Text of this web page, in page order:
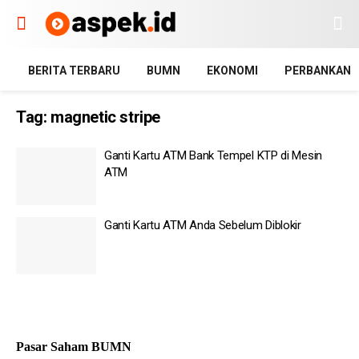
BERITA TERBARU BUMN EKONOMI PERBANKAN
Tag: magnetic stripe
Ganti Kartu ATM Bank Tempel KTP di Mesin
ATM
Ganti Kartu ATM Anda Sebelum Diblokir
Pasar Saham BUMN